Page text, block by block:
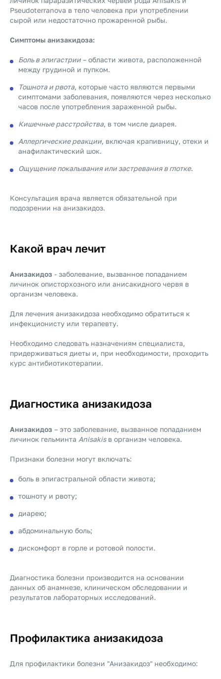
Pseudoterranova в тело человека при употреблении
сырой или недостаточно прожаренной рыбы.
Симптомы анизакидоза:
Боль в эпигастрии – области живота, расположенной
между грудиной и пупком.
Тошнота и рвота, которые часто являются первыми
симптомами заболевания, появляются через несколько
часов после употребления зараженной рыбы.
Кишечные расстройства, в том числе диарея.
Аллергические реакции, включая крапивницу, отеки и
анафилактический шок.
Ощущение покалывания или застревания в глотке.
Консультация врача является обязательной при
подозрении на анизакидоз.
Какой врач лечит
Анизакидоз - заболевание, вызванное попаданием
личинок описторхозного или анисакидного червя в
организм человека.
Для лечения анизакидоза необходимо обратиться к
инфекционисту или терапевту.
Необходимо следовать назначениям специалиста,
придерживаться диеты и, при необходимости, проходить
курс антибиотикотерапии.
Диагностика анизакидоза
Анизакидоз – это заболевание, вызванное попаданием
личинок гельминта Anisakisв организм человека.
Признаки болезни могут включать:
боль в эпигастральной области живота;
тошноту и рвоту;
диарею;
абдоминальную боль;
дискомфорт в горле и ротовой полости.
Диагностика болезни производится на основании
данных об анамнезе, клиническом обследовании и
результатов лабораторных исследований.
Профилактика анизакидоза
Для профилактики болезни "Анизакидоз" необходимо: